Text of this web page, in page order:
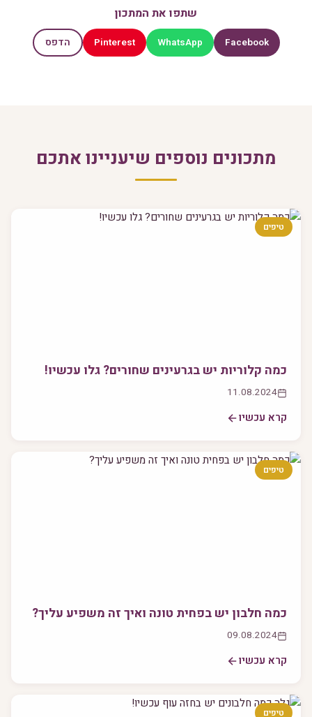
שתפו את המתכון
Facebook
WhatsApp
Pinterest הדפס
מתכונים נוספים שיעניינו אתכם
טיפים
כמה קלוריות יש בגרעינים שחורים? גלו עכשיו!
11.08.2024
קרא עכשיו
טיפים
כמה חלבון יש בפחית טונה ואיך זה משפיע עליך?
09.08.2024
קרא עכשיו
טיפים